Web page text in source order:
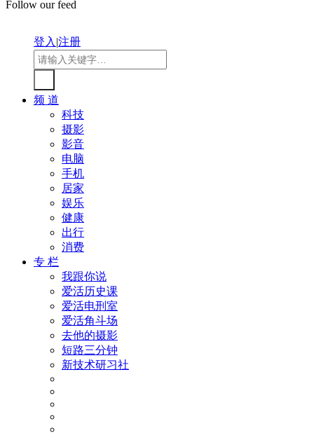
Follow our feed
登入|注册
频 道
科技
摄影
影音
电脑
手机
居家
娱乐
健康
出行
消费
专 栏
我跟你说
爱活历史课
爱活电刑室
爱活角斗场
去他的摄影
短路三分钟
新技术研习社